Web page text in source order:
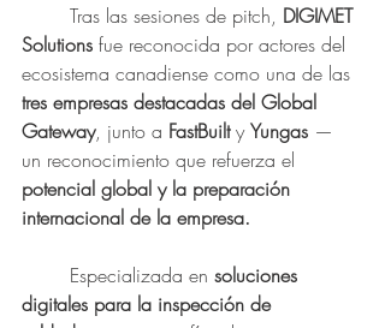
	Tras las sesiones de pitch,
DIGIMET
Solutions fue reconocida por actores del
ecosistema canadiense como una de las
tres empresas destacadas del Global
Gateway, junto a FastBuilt y Yungas —
un reconocimiento que refuerza el
potencial global y la preparación
internacional de la empresa.
	Especializada en
soluciones
digitales para la inspección de